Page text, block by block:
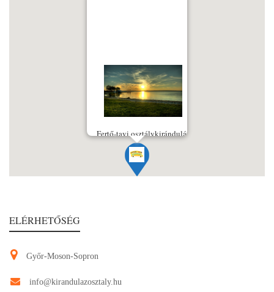
Fertő-tavi osztálykirándulás
ELÉRHETŐSÉG
Győr-Moson-Sopron
info@kirandulazosztaly.hu